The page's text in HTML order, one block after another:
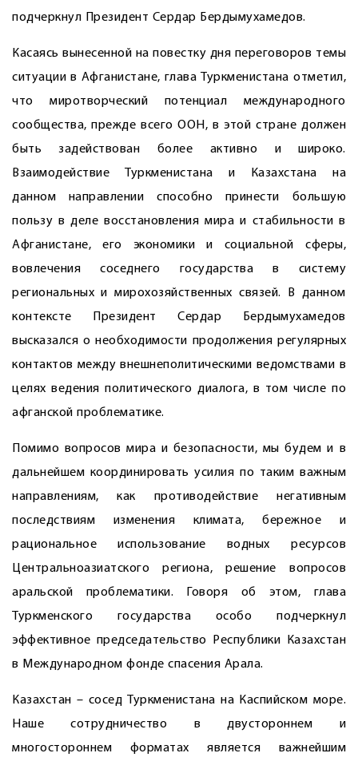
подчеркнул Президент Сердар Бердымухамедов.
Касаясь вынесенной на повестку дня переговоров темы
ситуации в Афганистане, глава Туркменистана отметил,
что миротворческий потенциал международного
сообщества, прежде всего ООН, в этой стране должен
быть задействован более активно и широко.
Взаимодействие Туркменистана и Казахстана на
данном направлении способно принести большую
пользу в деле восстановления мира и стабильности в
Афганистане, его экономики и социальной сферы,
вовлечения соседнего государства в систему
региональных и мирохозяйственных связей. В данном
контексте Президент Сердар Бердымухамедов
высказался о необходимости продолжения регулярных
контактов между внешнеполитическими ведомствами в
целях ведения политического диалога, в том числе по
афганской проблематике.
Помимо вопросов мира и безопасности, мы будем и в
дальнейшем координировать усилия по таким важным
направлениям, как противодействие негативным
последствиям изменения климата, бережное и
рациональное использование водных ресурсов
Центральноазиатского региона, решение вопросов
аральской проблематики. Говоря об этом, глава
Туркменского государства особо подчеркнул
эффективное председательство Республики Казахстан
в Международном фонде спасения Арала.
Казахстан – сосед Туркменистана на Каспийском море.
Наше сотрудничество в двустороннем и
многостороннем форматах является важнейшим